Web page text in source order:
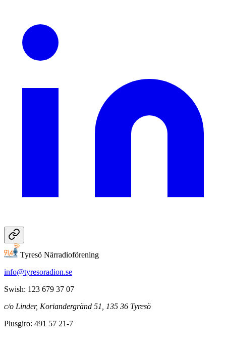
Tyresö Närradioförening
info@tyresoradion.se
Swish: 123 679 37 07
c/o Linder, Koriandergränd 51, 135 36 Tyresö
Plusgiro: 491 57 21-7